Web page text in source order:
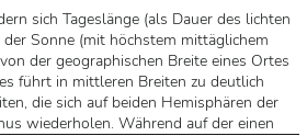
sich Tageslänge (als Dauer des lichten
der Sonne (mit höchstem mittäglichem
der geographischen Breite eines Ortes
führt in mittleren Breiten zu deutlich
die sich auf beiden Hemisphären der
wiederholen. Während auf der einen